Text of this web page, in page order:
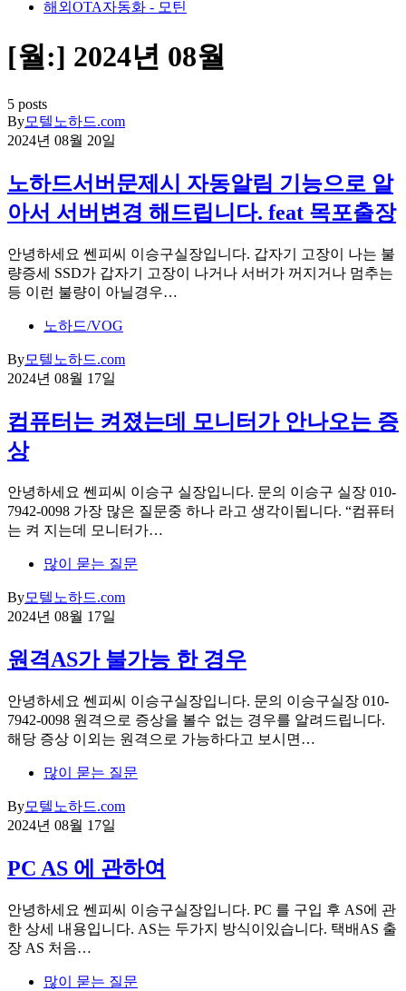
해외OTA자동화 - 모틴
[월:] 2024년 08월
5 posts
By모텔노하드.com
2024년 08월 20일
노하드서버문제시 자동알림 기능으로 알
아서 서버변경 해드립니다. feat 목포출장
안녕하세요 쎈피씨 이승구실장입니다. 갑자기 고장이 나는 불
량증세 SSD가 갑자기 고장이 나거나 서버가 꺼지거나 멈추는
등 이런 불량이 아닐경우…
노하드/VOG
By모텔노하드.com
2024년 08월 17일
컴퓨터는 켜졌는데 모니터가 안나오는 증
상
안녕하세요 쎈피씨 이승구 실장입니다. 문의 이승구 실장 010-
7942-0098 가장 많은 질문중 하나 라고 생각이됩니다. “컴퓨터
는 켜 지는데 모니터가…
많이 묻는 질문
By모텔노하드.com
2024년 08월 17일
원격AS가 불가능 한 경우
안녕하세요 쎈피씨 이승구실장입니다. 문의 이승구실장 010-
7942-0098 원격으로 증상을 볼수 없는 경우를 알려드립니다.
해당 증상 이외는 원격으로 가능하다고 보시면…
많이 묻는 질문
By모텔노하드.com
2024년 08월 17일
PC AS 에 관하여
안녕하세요 쎈피씨 이승구실장입니다. PC 를 구입 후 AS에 관
한 상세 내용입니다. AS는 두가지 방식이있습니다. 택배AS 출
장 AS 처음…
많이 묻는 질문